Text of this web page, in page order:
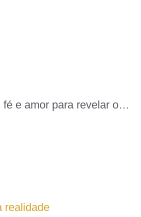
fé e amor para revelar o…
realidade